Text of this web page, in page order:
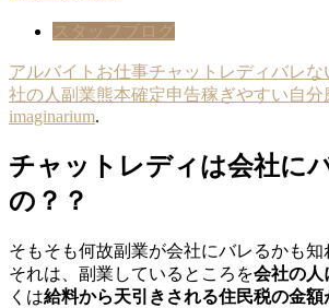
スタッフブログ
アルバイト お仕事チャットレディバレな
社の人 副業熊本確定申告稼ぎやすい自分
imaginarium.
チャットレディは会社に
の？？
そもそも何故副業が会社にバレるかも知
それは、副業しているところを会社の人
くは給料から天引きされる住民税の金